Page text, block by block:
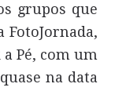
grupos que
FotoJornada,
Pé, com um
na data